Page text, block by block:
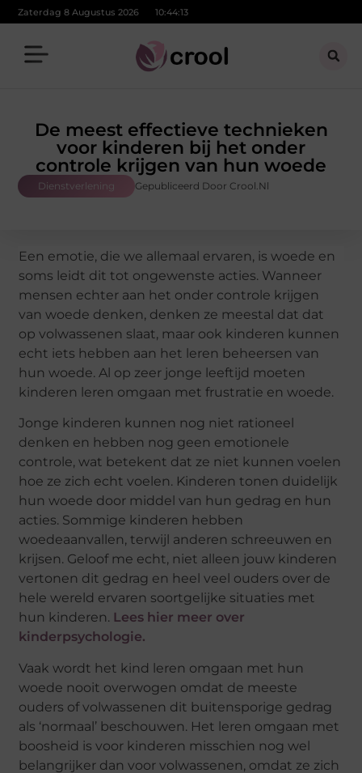
Zaterdag 8 Augustus 2026 10:44:14
De meest effectieve technieken
voor kinderen bij het onder
controle krijgen van hun woede
Dienstverlening Gepubliceerd Door Crool.nl
Een emotie, die we allemaal ervaren, is woede en
soms leidt dit tot ongewenste acties. Wanneer
mensen echter aan het onder controle krijgen
van woede denken, denken ze meestal dat dat
op volwassenen slaat, maar ook kinderen kunnen
echt iets hebben aan het leren beheersen van
hun woede. Al op zeer jonge leeftijd moeten
kinderen leren omgaan met frustratie en woede.
Jonge kinderen kunnen nog niet rationeel
denken en hebben nog geen emotionele
controle, wat betekent dat ze niet kunnen voelen
hoe ze zich echt voelen. Kinderen tonen duidelijk
hun woede door middel van hun gedrag en hun
acties. Sommige kinderen hebben
woedeaanvallen, terwijl anderen schreeuwen en
krijsen. Geloof me echt, niet alleen jouw kinderen
vertonen dit gedrag en heel veel ouders over de
hele wereld ervaren soortgelijke situaties met
hun kinderen. Lees hier meer over
kinderpsychologie.
Vaak wordt het kind leren omgaan met hun
woede nooit overwogen omdat de meeste
ouders of volwassenen dit buitensporige gedrag
als ‘normaal’ beschouwen. Het leren omgaan met
boosheid is voor kinderen misschien nog wel
belangrijker dan voor volwassenen, omdat ze zich